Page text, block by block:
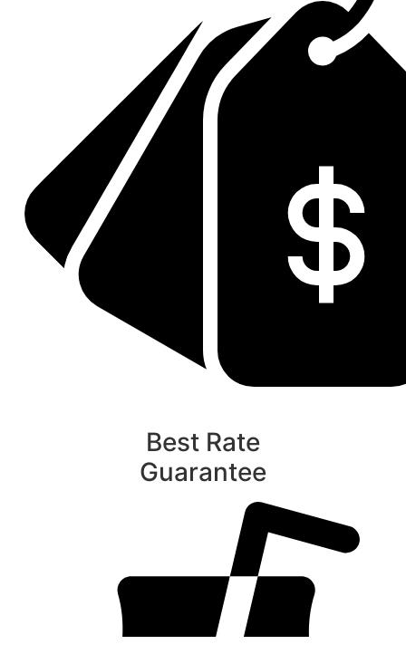
Best Rate
Guarantee